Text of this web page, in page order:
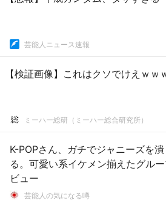
芸能人ニュース速報
【検証画像】これはクソでけえｗｗ
ミーハー総研（ミーハー総合研究所）
K-POPさん、ガチでジャニーズを
る。可愛い系イケメン揃えたグル
ビュー
芸能人の気になる噂